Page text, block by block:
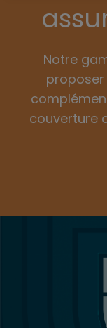
Notre
couverture